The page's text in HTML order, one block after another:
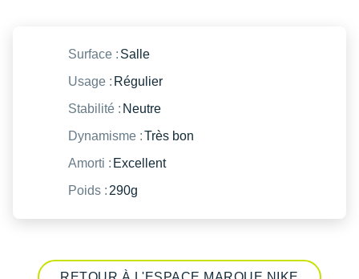
Surface : Salle
Usage : Régulier
Stabilité : Neutre
Dynamisme :Très bon
Amorti : Excellent
Poids :290g